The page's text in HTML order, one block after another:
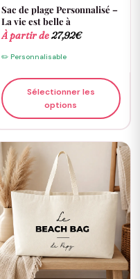
Sac de plage Personnalisé –
La vie est belle à
À partir de27,92€
✏️ Personnalisable
Sélectionner les
options